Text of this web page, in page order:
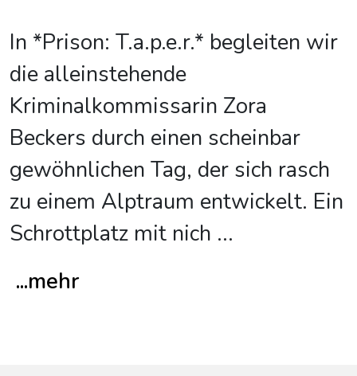
In *Prison: T.a.p.e.r.* begleiten wir
die alleinstehende
Kriminalkommissarin Zora
Beckers durch einen scheinbar
gewöhnlichen Tag, der sich rasch
zu einem Alptraum entwickelt. Ein
Schrottplatz mit nich ...
...mehr